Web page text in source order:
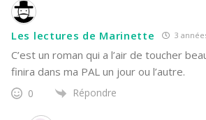
Les lectures de Marinette 3
C’est un roman qui a l’air de toucher
finira dans ma PAL un jour ou l’autre.
0 Répondre